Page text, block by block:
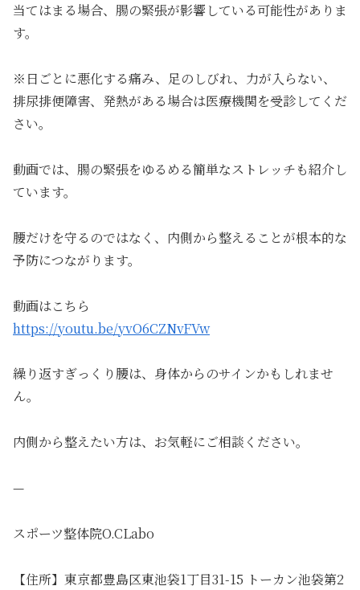
当てはまる場合、腸の緊張が影響している可能性がありま
す。
※日ごとに悪化する痛み、足のしびれ、力が入らない、
排尿排便障害、発熱がある場合は医療機関を受診してくだ
さい。
動画では、腸の緊張をゆるめる簡単なストレッチも紹介し
ています。
腰だけを守るのではなく、内側から整えることが根本的な
予防につながります。
動画はこちら
https://youtu.be/yvO6CZNvFVw
繰り返すぎっくり腰は、身体からのサインかもしれませ
ん。
内側から整えたい方は、お気軽にご相談ください。
—
スポーツ整体院O.CLabo
【住所】東京都豊島区東池袋1丁目31-15 トーカン池袋第2